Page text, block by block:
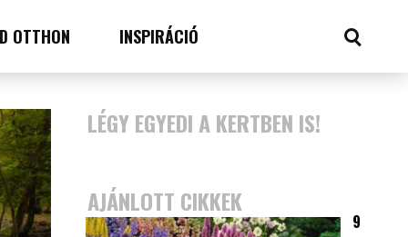
OTTHON INSPIRÁCIÓ
LÉGY EGYEDI A KERTBEN IS!
AJÁNLOTT CIKKEK
9